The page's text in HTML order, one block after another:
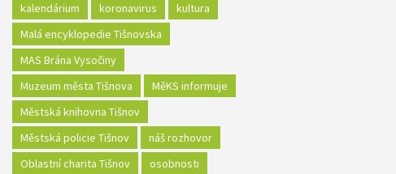
kalendárium
koronavirus
kultura
Malá encyklopedie Tišnovska
MAS Brána Vysočiny
Muzeum města Tišnova
MěKS informuje
Městská knihovna Tišnov
Městská policie Tišnov
náš rozhovor
Oblastní charita Tišnov
osobnosti